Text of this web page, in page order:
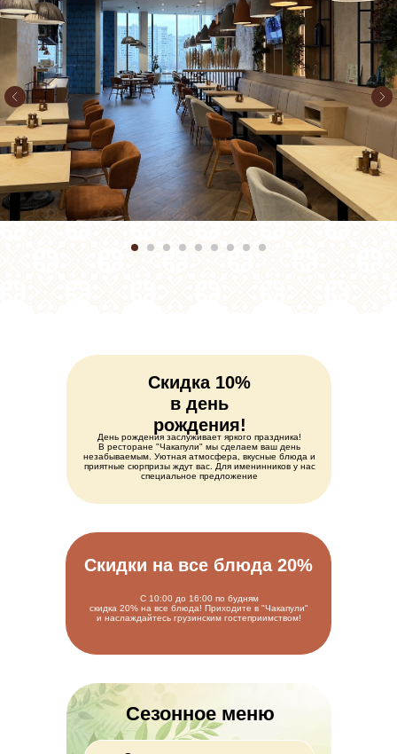
Сезонное меню
С 10:00 до 16:00 по будням
скидка 20% на все блюда! Приходите в "Чакапули"
и наслаждайтесь грузинским гостеприимством!
Скидки на все блюда 20%
Скидка 10%
в день
рождения!
День рождения заслуживает яркого праздника!
В ресторане "Чакапули" мы сделаем ваш день
незабываемым. Уютная атмосфера, вкусные блюда и
приятные сюрпризы ждут вас. Для именинников у нас
специальное предложение